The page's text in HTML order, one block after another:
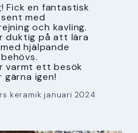
Fick en fantastisk
med
och kavling.
duktig på att lära
hjälpande
varmt ett besök
igen!
keramik januari 2024